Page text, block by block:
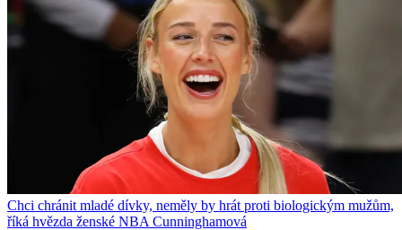
Chci chránit mladé dívky, neměly by hrát proti biologickým mužům,
říká hvězda ženské NBA Cunninghamová